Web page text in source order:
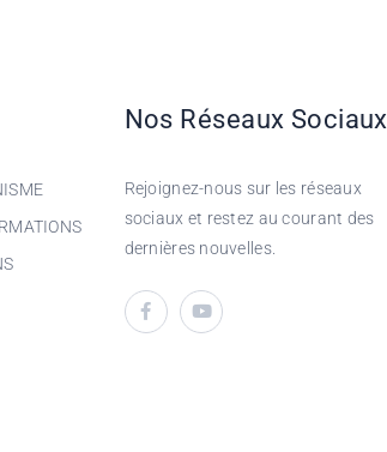
Nos Réseaux Sociaux
Rejoignez-nous sur les réseaux
sociaux et restez au courant des
dernières nouvelles.